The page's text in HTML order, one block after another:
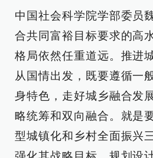
中国社会科学院学部委员
合共同富裕目标要求的高
格局依然任重道远。推进
从国情出发，既要遵循一
身特色，走好城乡融合发
略统筹和双向融合。就是
型城镇化和乡村全面振兴